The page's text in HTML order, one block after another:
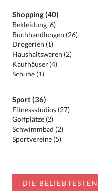
Shopping (40)
Bekleidung (6)
Buchhandlungen (26)
Drogerien (1)
Haushaltswaren (2)
Kaufhäuser (4)
Schuhe (1)
Sport (36)
Fitnessstudios (27)
Golfplätze (2)
Schwimmbad (2)
Sportvereine (5)
DIE